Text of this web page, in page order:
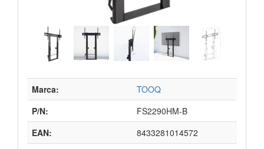
Marca:
TOOQ
P/N:
FS2290HM-B
EAN:
8433281014572